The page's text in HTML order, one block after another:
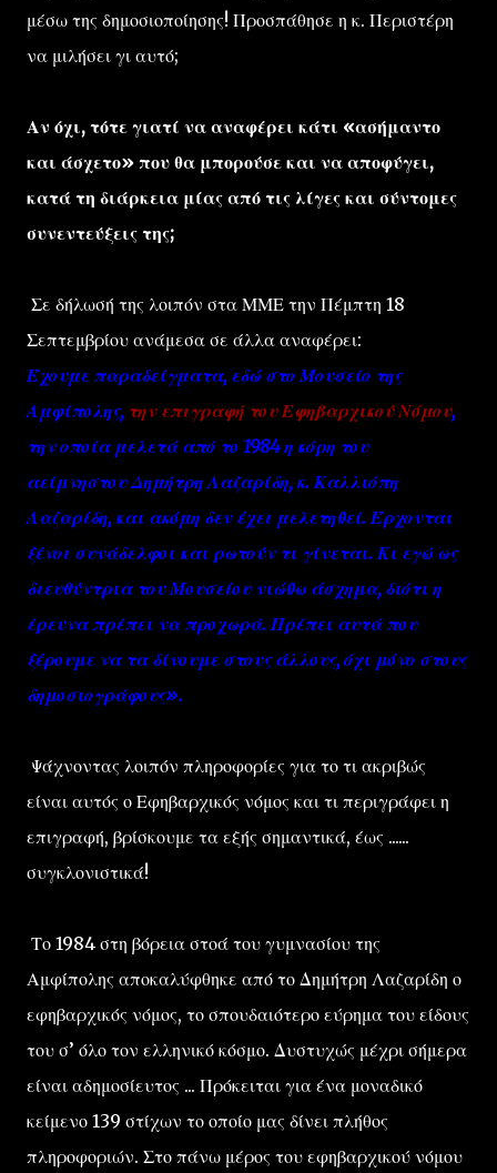
μέσω της δημοσιοποίησης! Προσπάθησε η κ. Περιστέρη
να μιλήσει γι αυτό;
Αν όχι, τότε γιατί να αναφέρει κάτι «ασήμαντο
και άσχετο» που θα μπορούσε και να αποφύγει,
κατά τη διάρκεια μίας από τις λίγες και σύντομες
συνεντεύξεις της;
Σε δήλωσή της λοιπόν στα ΜΜΕ την Πέμπτη 18
Σεπτεμβρίου ανάμεσα σε άλλα αναφέρει:
Έχουμε παραδείγματα, εδώ στο Μουσείο της
Αμφίπολης, την επιγραφή του Εφηβαρχικού Νόμου,
την οποία μελετά από το 1984 η κόρη του
αείμνηστου Δημήτρη Λαζαρίδη, κ. Καλλιόπη
Λαζαρίδη, και ακόμη δεν έχει μελετηθεί. Έρχονται
ξένοι συνάδελφοι και ρωτούν τι γίνεται. Κι εγώ ως
διευθύντρια του Μουσείου νιώθω άσχημα, διότι η
έρευνα πρέπει να προχωρά. Πρέπει αυτά που
ξέρουμε να τα δίνουμε στους άλλους, όχι μόνο στους
δημοσιογράφους».
Ψάχνοντας λοιπόν πληροφορίες για το τι ακριβώς
είναι αυτός ο Εφηβαρχικός νόμος και τι περιγράφει η
επιγραφή, βρίσκουμε τα εξής σημαντικά, έως ......
συγκλονιστικά!
Το 1984 στη βόρεια στοά του γυμνασίου της
Αμφίπολης αποκαλύφθηκε από το Δημήτρη Λαζαρίδη ο
εφηβαρχικός νόμος, το σπουδαιότερο εύρημα του είδους
του σ’ όλο τον ελληνικό κόσμο. Δυστυχώς μέχρι σήμερα
είναι αδημοσίευτος ... Πρόκειται για ένα μοναδικό
κείμενο 139 στίχων το οποίο μας δίνει πλήθος
πληροφοριών. Στο πάνω μέρος του εφηβαρχικού νόμου